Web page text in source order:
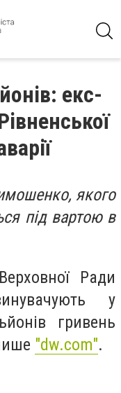
екс-
якого
під вартою в
Ради
у
гривень
"dw.com".